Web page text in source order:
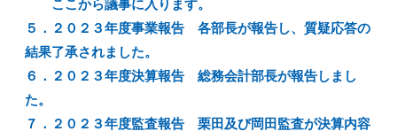
ここから議事に入ります。
５．２０２３年度事業報告 各部長が報告し、質疑応答の
結果了承されました。
６．２０２３年度決算報告 総務会計部長が報告しまし
た。
７．２０２３年度監査報告 栗田及び岡田監査が決算内容